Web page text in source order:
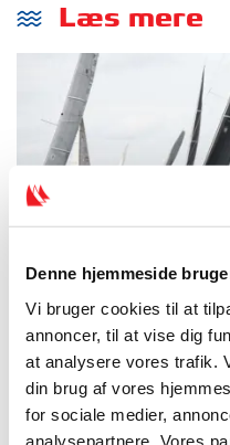
Denne hjemmeside
Vi bruger cookies til at
annoncer, til at vise dig
at analysere vores trafik.
din brug af vores
for sociale medier,
analysepartnere. Vores
Læs mere
DH-DM
Efter tre gode år i det
DH-DM for kølbåde til
Svanemøllebugten er